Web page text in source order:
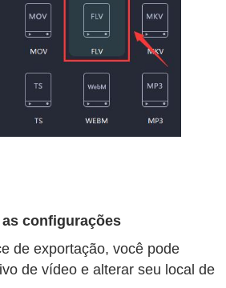
configurações
de exportação, você pode
de vídeo e alterar seu local de